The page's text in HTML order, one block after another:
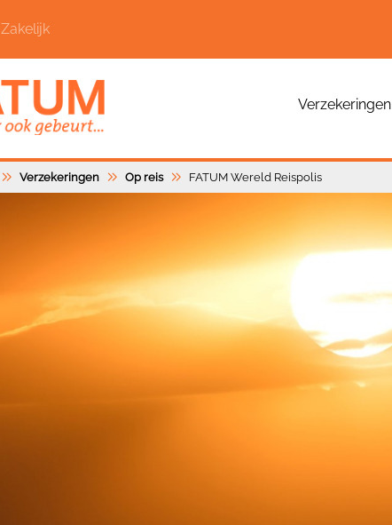
Zakelijk
Verzekeringen
Verzekeringen Op reis FATUM Wereld Reispolis